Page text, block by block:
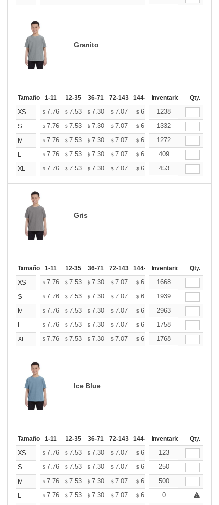
Granito
Tamaño 1-11 12-35 36-71 72-143 144-287 288 + Mas
Inventario Qty.
XS $ 7.76 $ 7.53 $ 7.30 $ 7.07 $ 6.84 $6.73
1238
S
$ 7.76 $ 7.53 $ 7.30 $ 7.07 $ 6.84 $6.73
1332
M
$ 7.76 $ 7.53 $ 7.30 $ 7.07 $ 6.84 $6.73
1272
L
$ 7.76 $ 7.53 $ 7.30 $ 7.07 $ 6.84 $6.73
409
XL
$ 7.76 $ 7.53 $ 7.30 $ 7.07 $ 6.84 $6.73
453
Gris
Tamaño 1-11 12-35 36-71 72-143 144-287 288 + Mas
Inventario Qty.
XS $ 7.76 $ 7.53 $ 7.30 $ 7.07 $ 6.84 $6.73
1668
S
$ 7.76 $ 7.53 $ 7.30 $ 7.07 $ 6.84 $6.73
1939
M
$ 7.76 $ 7.53 $ 7.30 $ 7.07 $ 6.84 $6.73
2963
L
$ 7.76 $ 7.53 $ 7.30 $ 7.07 $ 6.84 $6.73
1758
XL
$ 7.76 $ 7.53 $ 7.30 $ 7.07 $ 6.84 $6.73
1768
Ice Blue
Tamaño 1-11 12-35 36-71 72-143 144-287 288 + Mas
Inventario Qty.
XS $ 7.76 $ 7.53 $ 7.30 $ 7.07 $ 6.84 $6.73
123
S
$ 7.76 $ 7.53 $ 7.30 $ 7.07 $ 6.84 $6.73
250
M
$ 7.76 $ 7.53 $ 7.30 $ 7.07 $ 6.84 $6.73
500
L
$ 7.76 $ 7.53 $ 7.30 $ 7.07 $ 6.84 $ +
0